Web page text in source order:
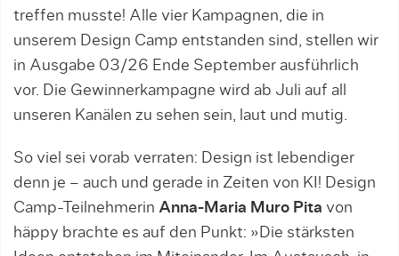
treffen musste! Alle vier Kampagnen, die in
unserem Design Camp entstanden sind, stellen wir
in Ausgabe 03/26 Ende September ausführlich
vor. Die Gewinnerkampagne wird ab Juli auf all
unseren Kanälen zu sehen sein, laut und mutig.
So viel sei vorab verraten: Design ist lebendiger
denn je – auch und gerade in Zeiten von KI! Design
Camp-Teilnehmerin Anna-Maria Muro Pita von
häppy brachte es auf den Punkt: »Die stärksten